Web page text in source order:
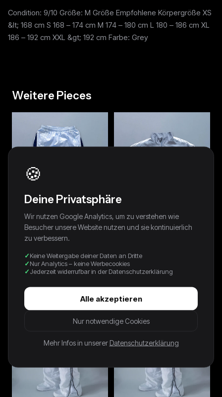
Condition: 9/10 Größe: M Größe Empfohlene Körpergröße XS
&lt; 168 cm S 168 – 174 cm M 174 – 180 cm L 180 – 186 cm XL
186 – 192 cm XXL &gt; 192 cm Farbe: Grey
Weitere Pieces
Trackpants | XS
64,00 €
64,00 €
🍪
Deine Privatsphäre
Wir nutzen Google Analytics, um zu verstehen wie
Besucher unsere Website nutzen und sie kontinuierlich
zu verbessern.
Keine Weitergabe deiner Daten an Dritte
Nur Analytics – keine Werbecookies
Jederzeit widerrufbar in der Datenschutzerklärung
Alle akzeptieren
Nur notwendige Cookies
Mehr Infos in unserer Datenschutzerklärung